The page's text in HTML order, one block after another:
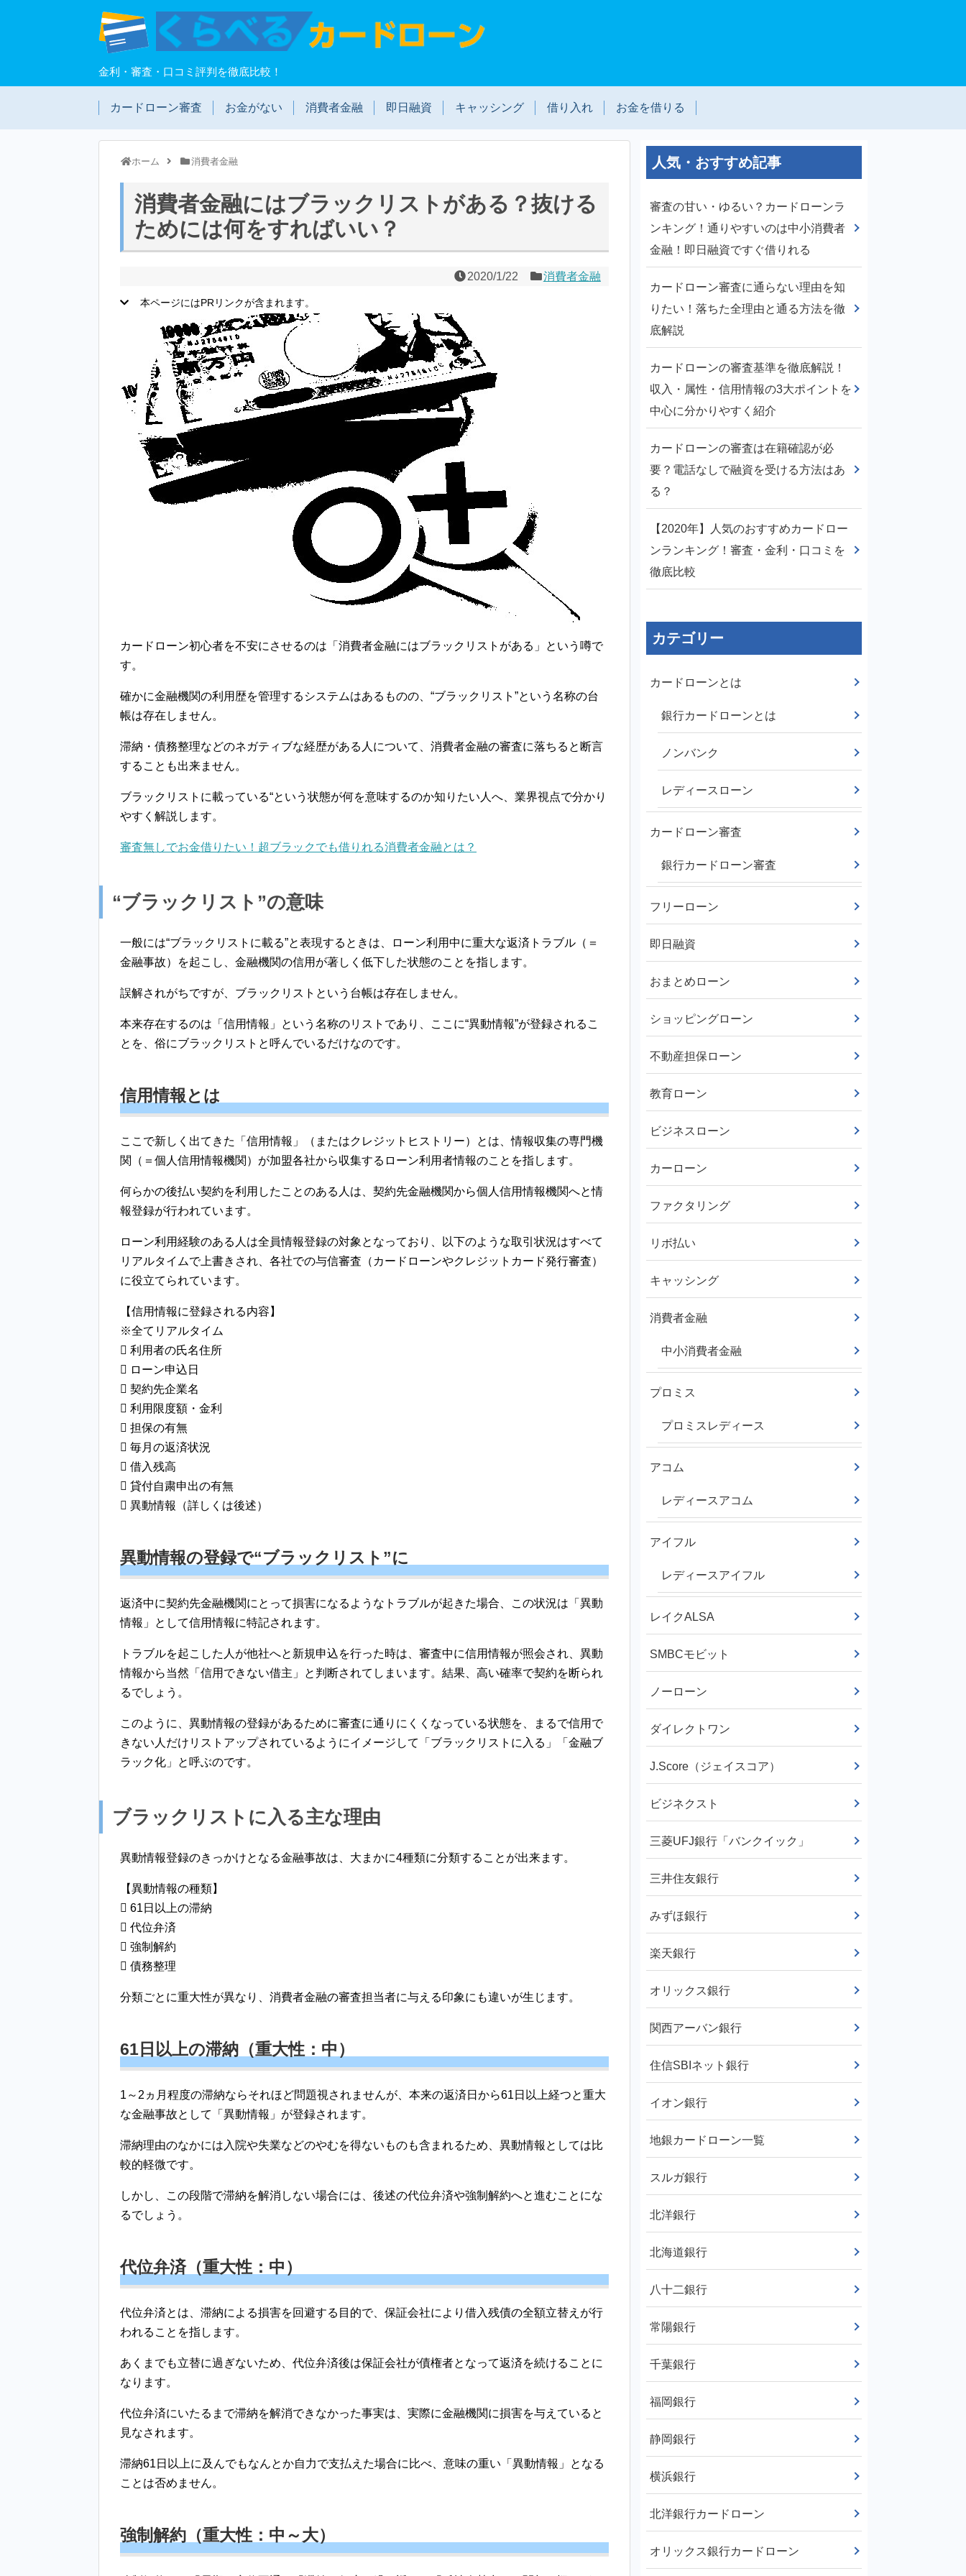
金利・審査・口コミ評判を徹底比較！
カードローン審査 お金がない 消費者金融 即日融資 キャッシング 借り入れ お金を借りる
ホーム 消費者金融
消費者金融にはブラックリストがある？抜ける
ためには何をすればいい？
2020/1/22 消費者金融
本ページにはPRリンクが含まれます。
カードローン初心者を不安にさせるのは「消費者金融にはブラックリストがある」という噂で
す。
確かに金融機関の利用歴を管理するシステムはあるものの、“ブラックリスト”という名称の台
帳は存在しません。
滞納・債務整理などのネガティブな経歴がある人について、消費者金融の審査に落ちると断言
することも出来ません。
ブラックリストに載っている“という状態が何を意味するのか知りたい人へ、業界視点で分かり
やすく解説します。
審査無しでお金借りたい！超ブラックでも借りれる消費者金融とは？
“ブラックリスト”の意味
一般には“ブラックリストに載る”と表現するときは、ローン利用中に重大な返済トラブル（＝
金融事故）を起こし、金融機関の信用が著しく低下した状態のことを指します。
誤解されがちですが、ブラックリストという台帳は存在しません。
本来存在するのは「信用情報」という名称のリストであり、ここに“異動情報”が登録されるこ
とを、俗にブラックリストと呼んでいるだけなのです。
信用情報とは
ここで新しく出てきた「信用情報」（またはクレジットヒストリー）とは、情報収集の専門機
関（＝個人信用情報機関）が加盟各社から収集するローン利用者情報のことを指します。
何らかの後払い契約を利用したことのある人は、契約先金融機関から個人信用情報機関へと情
報登録が行われています。
ローン利用経験のある人は全員情報登録の対象となっており、以下のような取引状況はすべて
リアルタイムで上書きされ、各社での与信審査（カードローンやクレジットカード発行審査）
に役立てられています。
【信用情報に登録される内容】
※全てリアルタイム
 利用者の氏名住所
 ローン申込日
 契約先企業名
 利用限度額・金利
 担保の有無
 毎月の返済状況
 借入残高
 貸付自粛申出の有無
 異動情報（詳しくは後述）
異動情報の登録で“ブラックリスト”に
返済中に契約先金融機関にとって損害になるようなトラブルが起きた場合、この状況は「異動
情報」として信用情報に特記されます。
トラブルを起こした人が他社へと新規申込を行った時は、審査中に信用情報が照会され、異動
情報から当然「信用できない借主」と判断されてしまいます。結果、高い確率で契約を断られ
るでしょう。
このように、異動情報の登録があるために審査に通りにくくなっている状態を、まるで信用で
きない人だけリストアップされているようにイメージして「ブラックリストに入る」「金融ブ
ラック化」と呼ぶのです。
ブラックリストに入る主な理由
異動情報登録のきっかけとなる金融事故は、大まかに4種類に分類することが出来ます。
【異動情報の種類】
 61日以上の滞納
 代位弁済
 強制解約
 債務整理
分類ごとに重大性が異なり、消費者金融の審査担当者に与える印象にも違いが生じます。
61日以上の滞納（重大性：中）
1～2ヵ月程度の滞納ならそれほど問題視されませんが、本来の返済日から61日以上経つと重大
な金融事故として「異動情報」が登録されます。
滞納理由のなかには入院や失業などのやむを得ないものも含まれるため、異動情報としては比
較的軽微です。
しかし、この段階で滞納を解消しない場合には、後述の代位弁済や強制解約へと進むことにな
るでしょう。
代位弁済（重大性：中）
代位弁済とは、滞納による損害を回避する目的で、保証会社により借入残債の全額立替えが行
われることを指します。
あくまでも立替に過ぎないため、代位弁済後は保証会社が債権者となって返済を続けることに
なります。
代位弁済にいたるまで滞納を解消できなかった事実は、実際に金融機関に損害を与えていると
見なされます。
滞納61日以上に及んでもなんとか自力で支払えた場合に比べ、意味の重い「異動情報」となる
ことは否めません。
強制解約（重大性：中～大）
人気・おすすめ記事
審査の甘い・ゆるい？カードローンラ
ンキング！通りやすいのは中小消費者
金融！即日融資ですぐ借りれる
カードローン審査に通らない理由を知
りたい！落ちた全理由と通る方法を徹
底解説
カードローンの審査基準を徹底解説！
収入・属性・信用情報の3大ポイントを
中心に分かりやすく紹介
カードローンの審査は在籍確認が必
要？電話なしで融資を受ける方法はあ
る？
【2020年】人気のおすすめカードロー
ンランキング！審査・金利・口コミを
徹底比較
カテゴリー
カードローンとは
銀行カードローンとは
ノンバンク
レディースローン
カードローン審査
銀行カードローン審査
フリーローン
即日融資
おまとめローン
ショッピングローン
不動産担保ローン
教育ローン
ビジネスローン
カーローン
ファクタリング
リボ払い
キャッシング
消費者金融
中小消費者金融
プロミス
プロミスレディース
アコム
レディースアコム
アイフル
レディースアイフル
レイクALSA
SMBCモビット
ノーローン
ダイレクトワン
J.Score（ジェイスコア）
ビジネクスト
三菱UFJ銀行「バンクイック」
三井住友銀行
みずほ銀行
楽天銀行
オリックス銀行
関西アーバン銀行
住信SBIネット銀行
イオン銀行
地銀カードローン一覧
スルガ銀行
北洋銀行
北海道銀行
八十二銀行
常陽銀行
千葉銀行
福岡銀行
静岡銀行
横浜銀行
北洋銀行カードローン
オリックス銀行カードローン